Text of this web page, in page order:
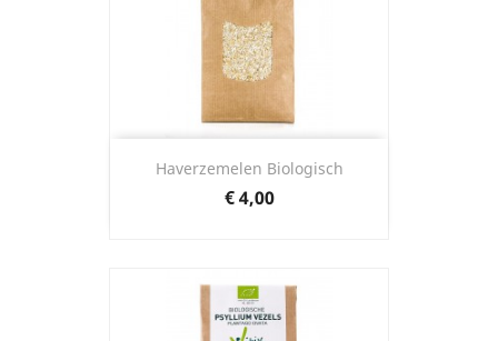
Haverzemelen Biologisch
Prijs
€ 4,00